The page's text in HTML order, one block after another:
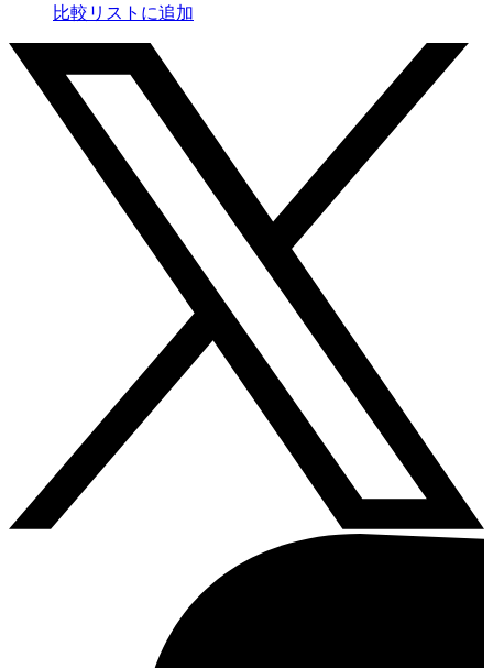
比較リストに追加